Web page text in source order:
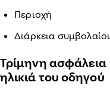
Περιοχή
Διάρκεια
Τρίμηνη
ηλικιά του οδηγού